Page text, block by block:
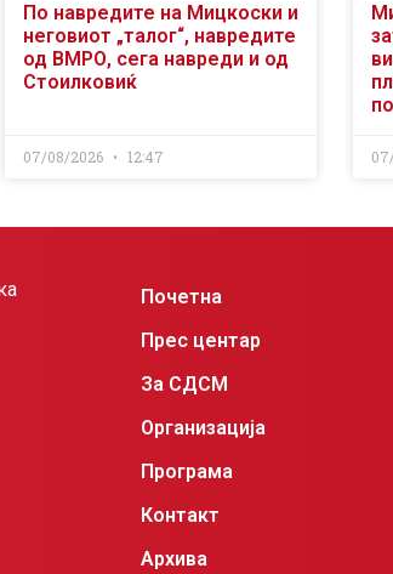
По навредите на Мицкоски и
неговиот „талог“, навредите
од ВМРО, сега навреди и од
Стоилковиќ
07/08/2026 12:47
Почетна
Прес центар
За СДСМ
Организација
Програма
Контакт
Архива